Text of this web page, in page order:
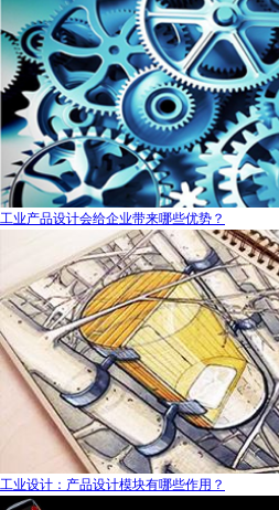
工业产品设计会给企业带来哪些优势？
工业设计：产品设计模块有哪些作用？